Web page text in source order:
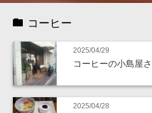
コーヒー
2025/04/29
コーヒーの小島屋
2025/04/28